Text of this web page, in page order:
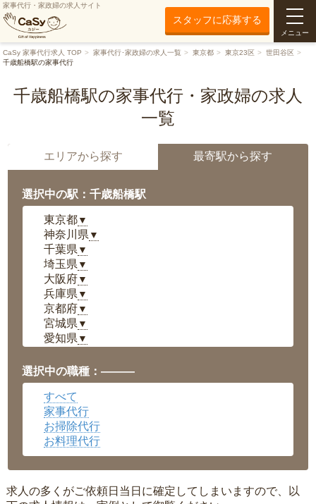
家事代行・家政婦の求人サイト
スタッフに応募する
メニュー
CaSy 家事代行求人 TOP 家事代行･家政婦の求人一覧 東京都 東京23区
世田谷区
千歳船橋駅の家事代行
千歳船橋駅の家事代行・家政婦の求人
一覧
エリアから探す 最寄駅から探す
選択中の駅：千歳船橋駅
東京都▼
神奈川県 ▼
千葉県 ▼
埼玉県 ▼
大阪府▼
兵庫県 ▼
京都府▼
宮城県 ▼
愛知県 ▼
岡山県▼
広島県▼
沖縄県
選択中の職種：———
すべて
家事代行
お掃除代行
お料理代行
求人の多くがご依頼日当日に確定してしまいますので、以